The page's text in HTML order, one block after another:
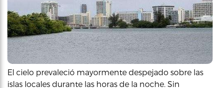
El cielo prevaleció mayormente despejado sobre las
islas locales durante las horas de la noche. Sin